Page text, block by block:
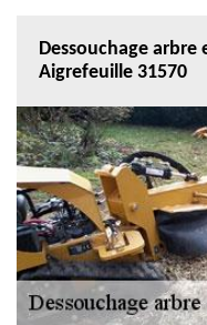
Dessouchage arbre
Aigrefeuille 31570